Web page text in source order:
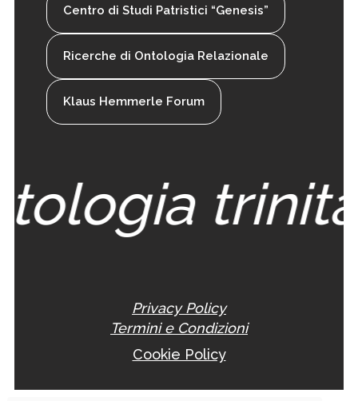
Centro di Studi Patristici “Genesis”
Ricerche di Ontologia Relazionale
Klaus Hemmerle Forum
Privacy Policy
Termini e Condizioni
Cookie Policy